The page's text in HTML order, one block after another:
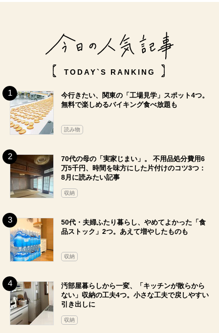
TODAY`S RANKING
今行きたい、関東の「工場見学」スポット4つ。
無料で楽しめるバイキング食べ放題も
読み物
70代の母の「実家じまい」。 不用品処分費用6
万5千円、時間を味方にした片付けのコツ3つ：
8月に読みたい記事
収納
50代・夫婦ふたり暮らし、やめてよかった「食
品ストック」2つ。あえて増やしたものも
収納
汚部屋暮らしから一変、「キッチンが散らから
ない」収納の工夫4つ。小さな工夫で戻しやすい
引き出しに
収納